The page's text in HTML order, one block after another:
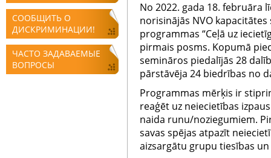
СООБЩИТЬ О
ДИСКРИМИНАЦИИ!
ЧАСТО ЗАДАВАЕМЫЕ
ВОПРОСЫ
No 2022. gada 18. februāra
norisinājās NVO
programmas “Ceļā uz
pirmais posms. Kopumā
semināros piedalījās 28
pārstāvēja 24 biedrības no
Programmas mērķis ir
reaģēt uz neiecietības
naida runu/noziegumiem.
savas spējas atpazīt
aizsargātu grupu tiesības